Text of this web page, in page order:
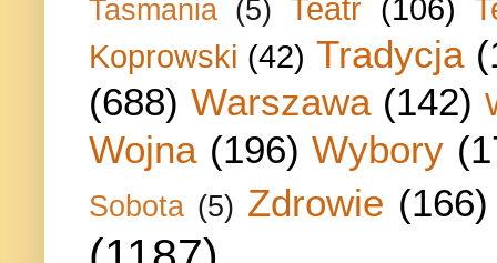
Tasmania (5) Teatr (106)
Koprowski (42) Tradycja
(688) Warszawa (142)
Wojna (196) Wybory
Sobota (5) Zdrowie (166)